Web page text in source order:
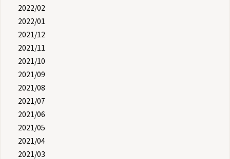
2022/02
2022/01
2021/12
2021/11
2021/10
2021/09
2021/08
2021/07
2021/06
2021/05
2021/04
2021/03